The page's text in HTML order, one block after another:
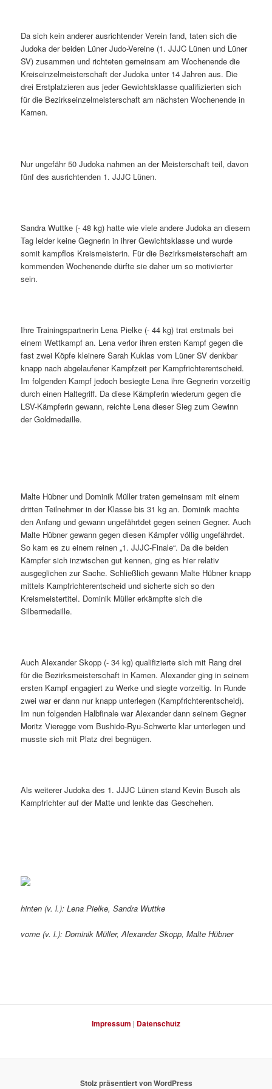
Da sich kein anderer ausrichtender Verein fand, taten sich die
Judoka der beiden Lüner Judo-Vereine (1. JJJC Lünen und Lüner
SV) zusammen und richteten gemeinsam am Wochenende die
Kreiseinzelmeisterschaft der Judoka unter 14 Jahren aus. Die
drei Erstplatzieren aus jeder Gewichtsklasse qualifizierten sich
für die Bezirkseinzelmeisterschaft am nächsten Wochenende in
Kamen.
Nur ungefähr 50 Judoka nahmen an der Meisterschaft teil, davon
fünf des ausrichtenden 1. JJJC Lünen.
Sandra Wuttke (- 48 kg) hatte wie viele andere Judoka an diesem
Tag leider keine Gegnerin in ihrer Gewichtsklasse und wurde
somit kampflos Kreismeisterin. Für die Bezirksmeisterschaft am
kommenden Wochenende dürfte sie daher um so motivierter
sein.
Ihre Trainingspartnerin Lena Pielke (- 44 kg) trat erstmals bei
einem Wettkampf an. Lena verlor ihren ersten Kampf gegen die
fast zwei Köpfe kleinere Sarah Kuklas vom Lüner SV denkbar
knapp nach abgelaufener Kampfzeit per Kampfrichterentscheid.
Im folgenden Kampf jedoch besiegte Lena ihre Gegnerin vorzeitig
durch einen Haltegriff. Da diese Kämpferin wiederum gegen die
LSV-Kämpferin gewann, reichte Lena dieser Sieg zum Gewinn
der Goldmedaille.
Malte Hübner und Dominik Müller traten gemeinsam mit einem
dritten Teilnehmer in der Klasse bis 31 kg an. Dominik machte
den Anfang und gewann ungefährtdet gegen seinen Gegner. Auch
Malte Hübner gewann gegen diesen Kämpfer völlig ungefährdet.
So kam es zu einem reinen „1. JJJC-Finale“. Da die beiden
Kämpfer sich inzwischen gut kennen, ging es hier relativ
ausgeglichen zur Sache. Schließlich gewann Malte Hübner knapp
mittels Kampfrichterentscheid und sicherte sich so den
Kreismeistertitel. Dominik Müller erkämpfte sich die
Silbermedaille.
Auch Alexander Skopp (- 34 kg) qualifizierte sich mit Rang drei
für die Bezirksmeisterschaft in Kamen. Alexander ging in seinem
ersten Kampf engagiert zu Werke und siegte vorzeitig. In Runde
zwei war er dann nur knapp unterlegen (Kampfrichterentscheid).
Im nun folgenden Halbfinale war Alexander dann seinem Gegner
Moritz Vieregge vom Bushido-Ryu-Schwerte klar unterlegen und
musste sich mit Platz drei begnügen.
Als weiterer Judoka des 1. JJJC Lünen stand Kevin Busch als
Kampfrichter auf der Matte und lenkte das Geschehen.
hinten (v. l.): Lena Pielke, Sandra Wuttke
vorne (v. l.): Dominik Müller, Alexander Skopp, Malte Hübner
Impressum | Datenschutz
Stolz präsentiert von WordPress